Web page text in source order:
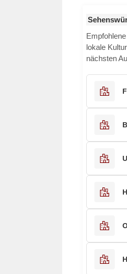
lokale
nächsten